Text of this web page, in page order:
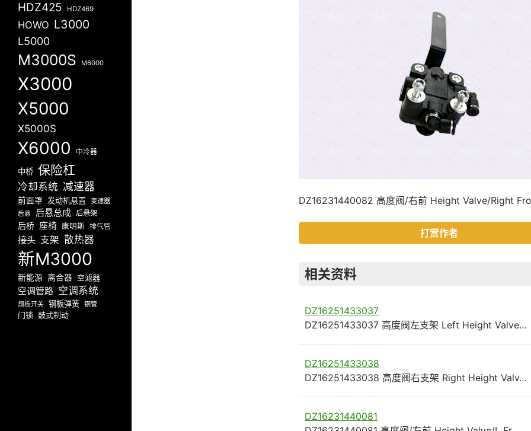
DZ16231440082 高度阀/右前 Height Valve/Right
打赏作者
相关资料
DZ16251433037
DZ16251433037 高度阀左支架 Left Height Valve…
DZ16251433038
DZ16251433038 高度阀右支架 Right Height Valv…
DZ16231440081
HDZ425 HDZ469
HOWO L3000
L5000
M3000S M6000
X3000
X5000
X5000S
X6000 中冷器
中桥 保险杠
冷却系统 减速器
前面罩 发动机悬置 变速器
后悬 后悬总成 后悬架
后桥 座椅 康明斯 排气管
接头 支架 散热器
新M3000
新能源 离合器 空滤器
空调管路 空调系统
翘板开关 钢板弹簧 钢管
门锁 鼓式制动